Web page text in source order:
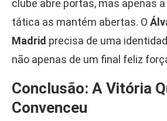
clube abre portas, mas apenas
tática as mantém abertas. O
Madrid precisa de uma
não apenas de um final feliz
Conclusão: A Vitória
Convenceu